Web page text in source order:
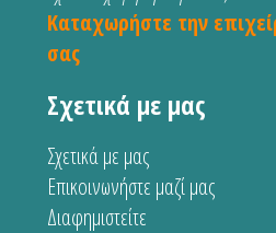
Καταχωρήστε την
σας
Σχετικά με μας
Σχετικά με μας
Επικοινωνήστε μαζί μας
Διαφημιστείτε